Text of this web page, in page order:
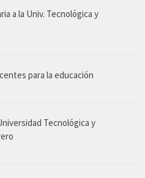
a la Univ. Tecnológica y
para la educación
Tecnológica y